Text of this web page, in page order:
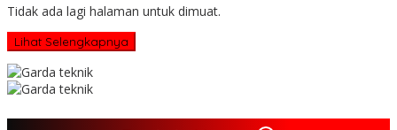
Tidak ada lagi halaman untuk dimuat.
Lihat Selengkapnya